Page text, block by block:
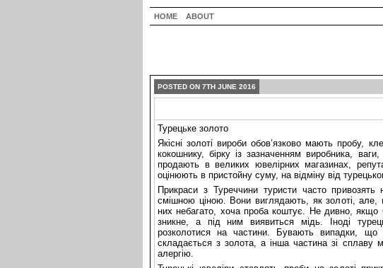
HOME ABOUT
POSTED ON 7TH JUNE 2016
Турецьке золото
Якісні золоті вироби обов’язково мають пробу,
кокошнику, бірку із зазначенням виробника,
продають в великих ювелірних магазинах,
оцінюють в пристойну суму, на відміну від
Прикраси з Туреччини туристи часто
смішною ціною. Вони виглядають, як золоті, але,
них небагато, хоча проба коштує. Не дивно, якщо
зникне, а під ним виявиться мідь. Іноді
розколотися на частини. Бувають випадки,
складається з золота, а інша частина зі сплаву
алергію.